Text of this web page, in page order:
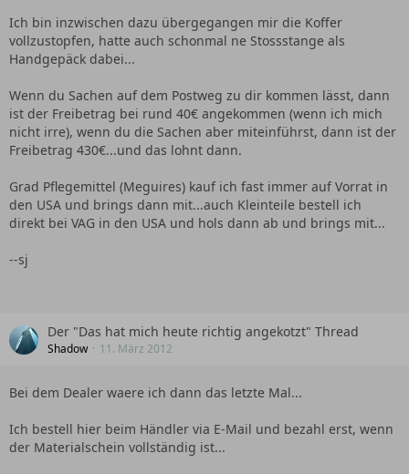
Ich bin inzwischen dazu übergegangen mir die Koffer
vollzustopfen, hatte auch schonmal ne Stossstange als
Handgepäck dabei...
Wenn du Sachen auf dem Postweg zu dir kommen lässt, dann
ist der Freibetrag bei rund 40€ angekommen (wenn ich mich
nicht irre), wenn du die Sachen aber miteinführst, dann ist der
Freibetrag 430€...und das lohnt dann.
Grad Pflegemittel (Meguires) kauf ich fast immer auf Vorrat in
den USA und brings dann mit...auch Kleinteile bestell ich
direkt bei VAG in den USA und hols dann ab und brings mit...
--sj
Der "Das hat mich heute richtig angekotzt" Thread
Shadow 11. März 2012
Bei dem Dealer waere ich dann das letzte Mal...
Ich bestell hier beim Händler via E-Mail und bezahl erst, wenn
der Materialschein vollständig ist...